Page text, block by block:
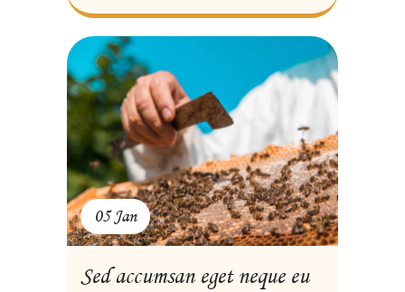
05 Jan
Sed accumsan eget neque eu